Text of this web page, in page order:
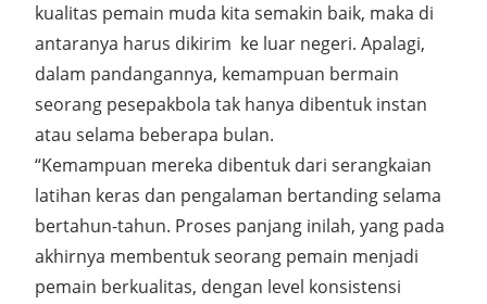
kualitas pemain muda kita semakin baik, maka di
antaranya harus dikirim ke luar negeri. Apalagi,
dalam pandangannya, kemampuan bermain
seorang pesepakbola tak hanya dibentuk instan
atau selama beberapa bulan.
“Kemampuan mereka dibentuk dari serangkaian
latihan keras dan pengalaman bertanding selama
bertahun-tahun. Proses panjang inilah, yang pada
akhirnya membentuk seorang pemain menjadi
pemain berkualitas, dengan level konsistensi